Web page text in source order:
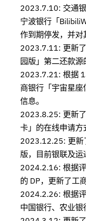
2023.7.10: 交通
宁波银行「
作到期停发，并对
2023.7.11: 更新
园版」第二还款源
2023.7.21: 根据
商银行「宇宙星
信息。
2023.8.25: 更新
卡」的在线申请方
2023.12.25: 更新
版，目前银联及运
2024.2.16: 根据
的 DP，更新了工
2024.2.26: 根据
中国银行、农业银